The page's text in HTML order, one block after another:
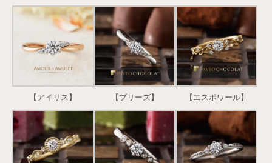
【アイリス】 【ブリーズ】 【エスポワール】